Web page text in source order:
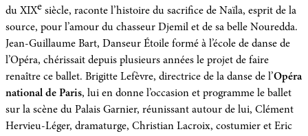
du XIXe siècle, raconte l’histoire du sacrifice de Naïla, esprit de la
source, pour l’amour du chasseur Djemil et de sa belle Nouredda.
Jean-Guillaume Bart, Danseur Étoile formé à l’école de danse de
l’Opéra, chérissait depuis plusieurs années le projet de faire
renaître ce ballet. Brigitte Lefèvre, directrice de la danse de l’Opéra
national de Paris, lui en donne l’occasion et programme le ballet
sur la scène du Palais Garnier, réunissant autour de lui, Clément
Hervieu-Léger, dramaturge, Christian Lacroix, costumier et Eric